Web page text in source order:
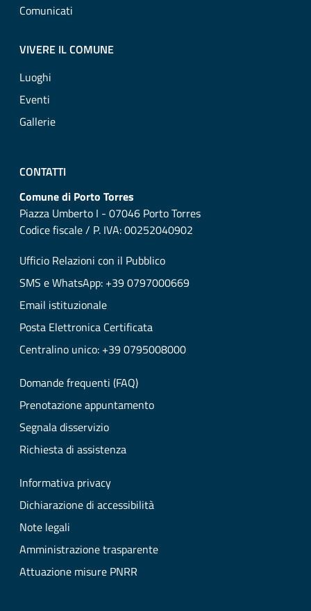
Comunicati
VIVERE IL COMUNE
Luoghi
Eventi
Gallerie
CONTATTI
Comune di Porto Torres
Piazza Umberto I - 07046 Porto Torres
Codice fiscale / P. IVA: 00252040902
Ufficio Relazioni con il Pubblico
SMS e WhatsApp: +39 0797000669
Email istituzionale
Posta Elettronica Certificata
Centralino unico: +39 0795008000
Domande frequenti (FAQ)
Prenotazione appuntamento
Segnala disservizio
Richiesta di assistenza
Informativa privacy
Dichiarazione di accessibilità
Note legali
Amministrazione trasparente
Attuazione misure PNRR